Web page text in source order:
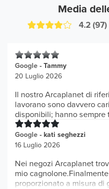
Media
4.2(97)
Google - Tammy
20 Luglio 2026
Il nostro Arcaplanet di
lavorano sono davvero
disponibili; hanno sempre
Google - kati seghezzi
16 Luglio 2026
Nei negozi Arcaplanet
mio
proporzionato a misura di